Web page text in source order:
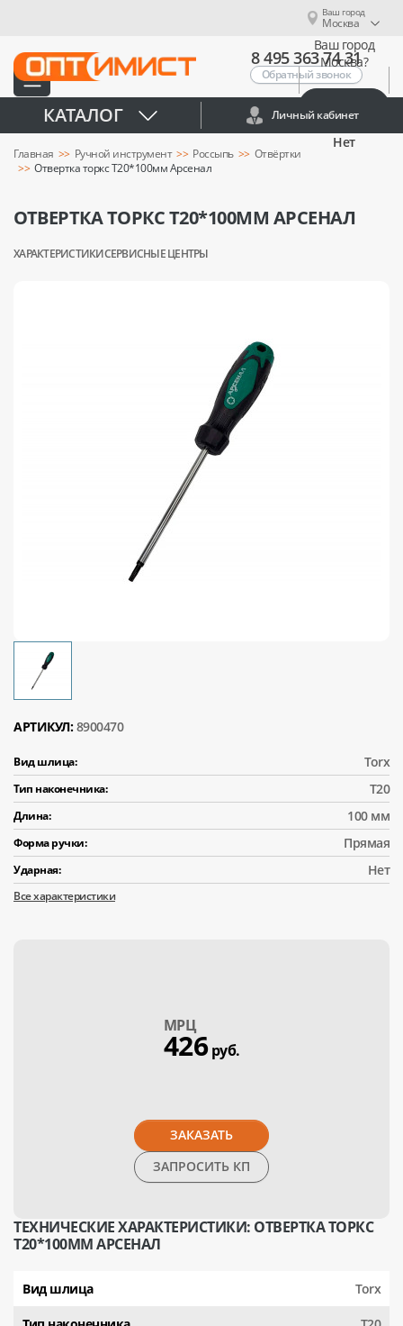
Ваш город
Москва
Ваш город
Москва?
Нет
8 495 363 74 31
Обратный звонок
КАТАЛОГ Личный кабинет
Главная Ручной инструмент Россыпь
Отвёртки
Отвертка торкс Т20*100мм Арсенал
ОТВЕРТКА ТОРКС Т20*100ММ АРСЕНАЛ
ХАРАКТЕРИСТИКИСЕРВИСНЫЕ ЦЕНТРЫ
АРТИКУЛ: 8900470
Вид шлица: Torx
Тип наконечника: Т20
Длина: 100 мм
Форма ручки: Прямая
Ударная: Нет
Все характеристики
МPЦ
426руб.
ЗАКАЗАТЬ
ЗАПРОСИТЬ КП
ТЕХНИЧЕСКИЕ ХАРАКТЕРИСТИКИ: ОТВЕРТКА ТОРКС
Т20*100ММ АРСЕНАЛ
Вид шлица Torx